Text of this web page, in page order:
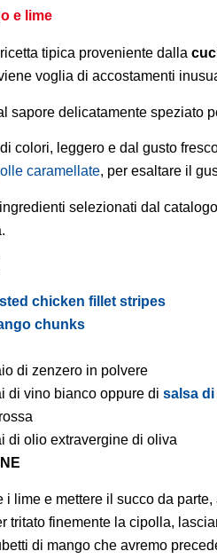
e lime
tipica proveniente dalla
voglia di accostamenti
sapore delicatamente speziato
colori, leggero e dal gusto
caramellate, per esaltare il
selezionati dal
chicken fillet stripes
chunks
di zenzero in polvere
di vino bianco oppure di salsa
di olio extravergine di oliva
i lime e mettere il succo da
tritato finemente la cipolla,
di mango che avremo